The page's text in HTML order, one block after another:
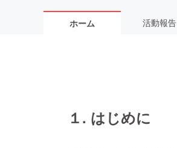
ホーム 活動報告
１. はじめに